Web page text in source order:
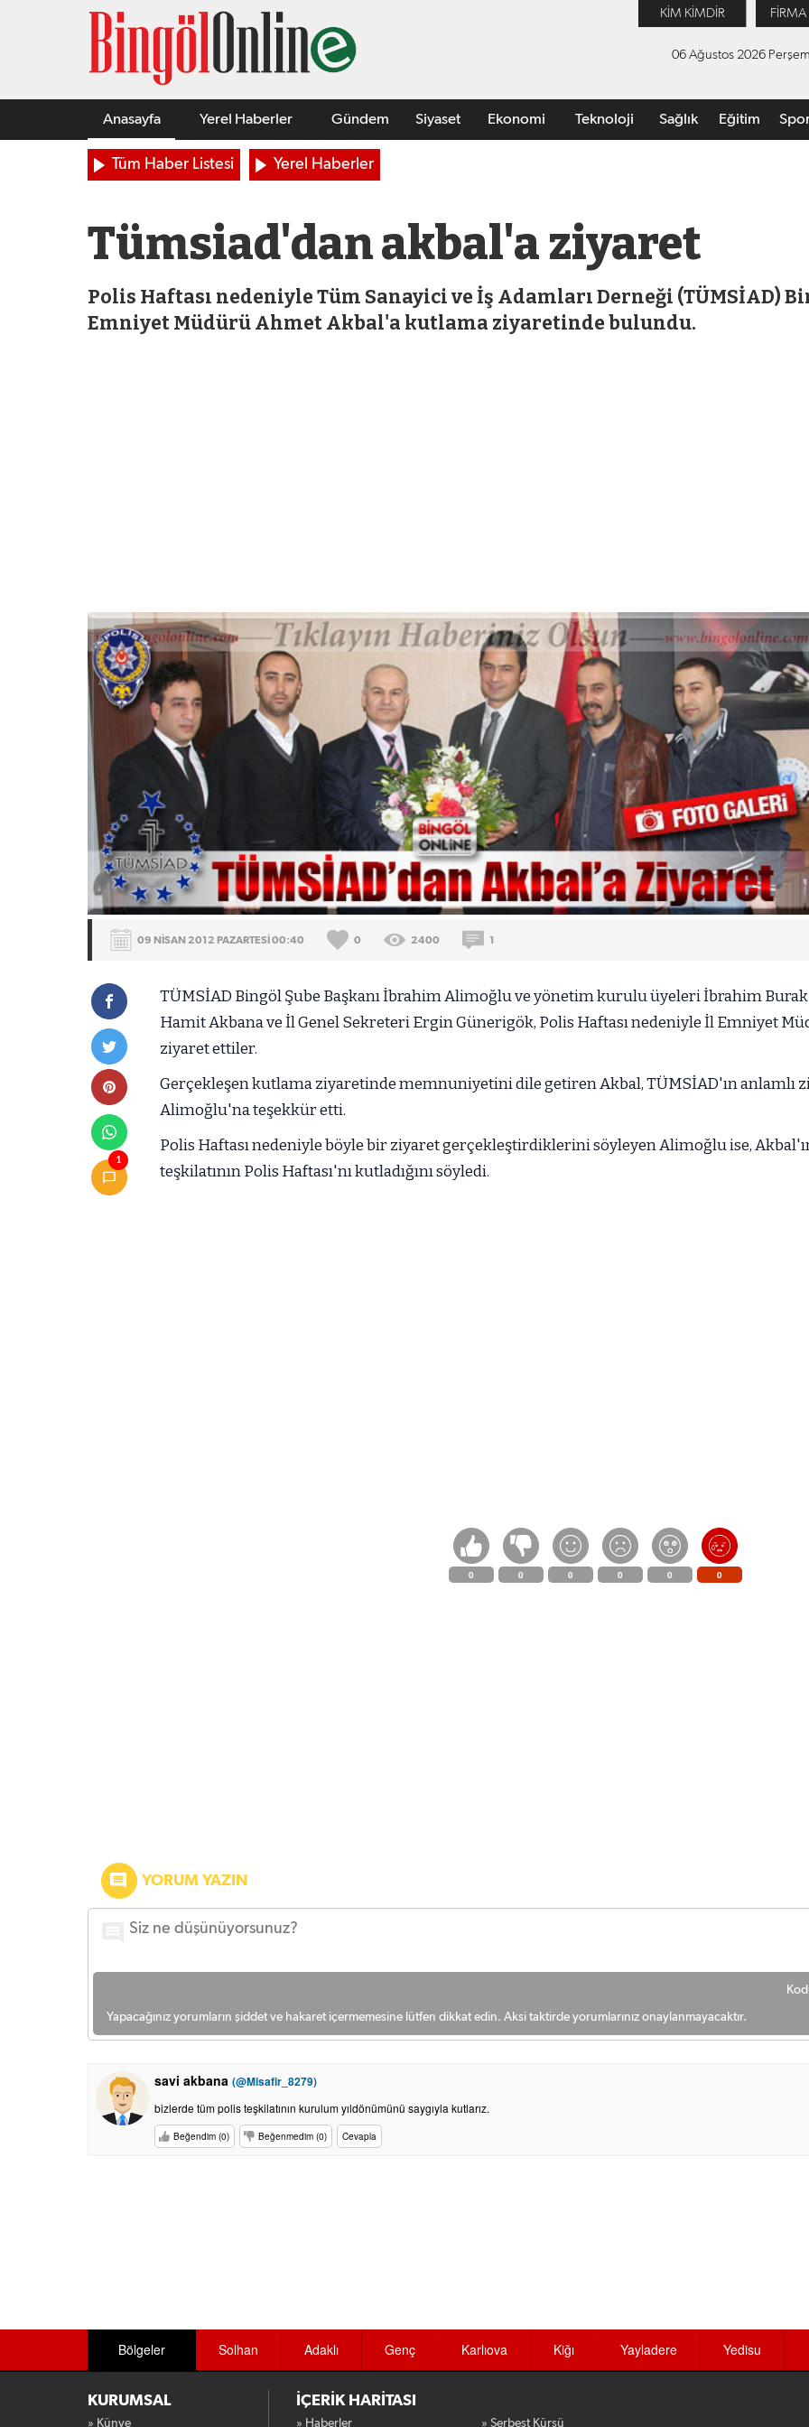
KİM KİMDİR FİRMA
06 Ağustos 2026
Anasayfa Yerel Haberler Gündem Siyaset Ekonomi Teknoloji Sağlık Eğitim
Tüm Haber Listesi Yerel Haberler
Tümsiad'dan akbal'a ziyaret
Polis Haftası nedeniyle Tüm Sanayici ve İş Adamları Derneği (TÜMSİAD)
Emniyet Müdürü Ahmet Akbal'a kutlama ziyaretinde bulundu.
09 NİSAN 2012 PAZARTESİ 00:40 0 2400 1
1
TÜMSİAD Bingöl Şube Başkanı İbrahim Alimoğlu ve yönetim kurulu üyeleri İbrahim
Hamit Akbana ve İl Genel Sekreteri Ergin Günerigök, Polis Haftası nedeniyle İl Emniyet
ziyaret ettiler.
Gerçekleşen kutlama ziyaretinde memnuniyetini dile getiren Akbal, TÜMSİAD'ın anlamlı
Alimoğlu'na teşekkür etti.
Polis Haftası nedeniyle böyle bir ziyaret gerçekleştirdiklerini söyleyen Alimoğlu ise,
teşkilatının Polis Haftası'nı kutladığını söyledi.
0 0 0 0 0 0
YORUM YAZIN
Yapacağınız yorumların şiddet ve hakaret içermemesine lütfen dikkat edin. Aksi taktirde yorumlarınız onaylanmayacaktır.
savi akbana (@Misafir_8279)
bizlerde tüm polis teşkilatının kurulum yıldönümünü saygıyla kutlarız.
Beğendim (0) Beğenmedim (0) Cevapla
Bölgeler Solhan Adaklı Genç Karlıova Kiğı Yayladere Yedisu
KURUMSAL
» Künye
İÇERİK HARİTASI
» Haberler » Serbest Kürsü